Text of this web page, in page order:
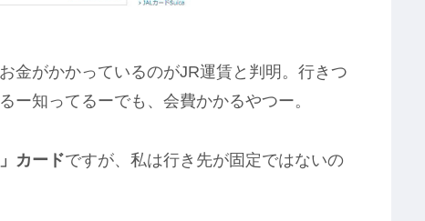
金がかかっているのがJR運賃と判明。行きつ
ー知ってるーでも、会費かかるやつー。
カードですが、私は行き先が固定ではないの